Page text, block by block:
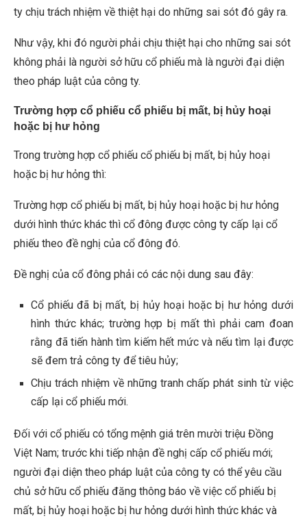
ty chịu trách nhiệm về thiệt hại do những sai sót đó gây ra.
Như vậy, khi đó người phải chịu thiệt hại cho những sai sót
không phải là người sở hữu cổ phiếu mà là người đại diện
theo pháp luật của công ty.
Trường hợp cổ phiếu cổ phiếu bị mất, bị hủy hoại
hoặc bị hư hỏng
Trong trường hợp cổ phiếu cổ phiếu bị mất, bị hủy hoại
hoặc bị hư hỏng thì:
Trường hợp cổ phiếu bị mất, bị hủy hoại hoặc bị hư hỏng
dưới hình thức khác thì cổ đông được công ty cấp lại cổ
phiếu theo đề nghị của cổ đông đó.
Đề nghị của cổ đông phải có các nội dung sau đây:
Cổ phiếu đã bị mất, bị hủy hoại hoặc bị hư hỏng dưới
hình thức khác; trường hợp bị mất thì phải cam đoan
rằng đã tiến hành tìm kiếm hết mức và nếu tìm lại được
sẽ đem trả công ty để tiêu hủy;
Chịu trách nhiệm về những tranh chấp phát sinh từ việc
cấp lại cổ phiếu mới.
Đối với cổ phiếu có tổng mệnh giá trên mười triệu Đồng
Việt Nam; trước khi tiếp nhận đề nghị cấp cổ phiếu mới;
người đại diện theo pháp luật của công ty có thể yêu cầu
chủ sở hữu cổ phiếu đăng thông báo về việc cổ phiếu bị
mất, bị hủy hoại hoặc bị hư hỏng dưới hình thức khác và